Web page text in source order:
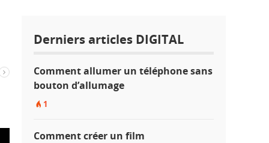
Derniers articles DIGITAL
Comment allumer un téléphone sans
bouton d’allumage
1
Comment créer un film